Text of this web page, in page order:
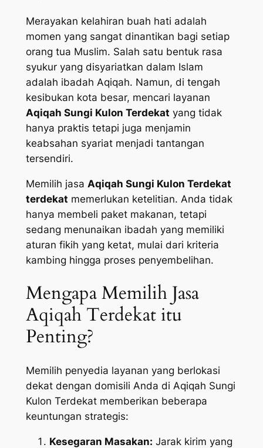
Merayakan kelahiran buah hati adalah
momen yang sangat dinantikan bagi setiap
orang tua Muslim. Salah satu bentuk rasa
syukur yang disyariatkan dalam Islam
adalah ibadah Aqiqah. Namun, di tengah
kesibukan kota besar, mencari layanan
Aqiqah Sungi Kulon Terdekat yang tidak
hanya praktis tetapi juga menjamin
keabsahan syariat menjadi tantangan
tersendiri.
Memilih jasa Aqiqah Sungi Kulon Terdekat
terdekat memerlukan ketelitian. Anda tidak
hanya membeli paket makanan, tetapi
sedang menunaikan ibadah yang memiliki
aturan fikih yang ketat, mulai dari kriteria
kambing hingga proses penyembelihan.
Mengapa Memilih Jasa
Aqiqah Terdekat itu
Penting?
Memilih penyedia layanan yang berlokasi
dekat dengan domisili Anda di Aqiqah Sungi
Kulon Terdekat memberikan beberapa
keuntungan strategis:
Kesegaran Masakan: Jarak kirim yang